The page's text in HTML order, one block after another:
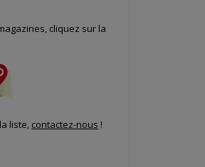
cliquez sur la
liste, contactez-nous !